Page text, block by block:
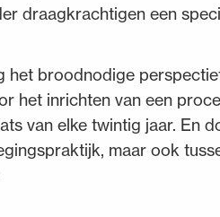
draagkrachtigen een
het broodnodige
het inrichten van een
van elke twintig jaar. En
maar ook